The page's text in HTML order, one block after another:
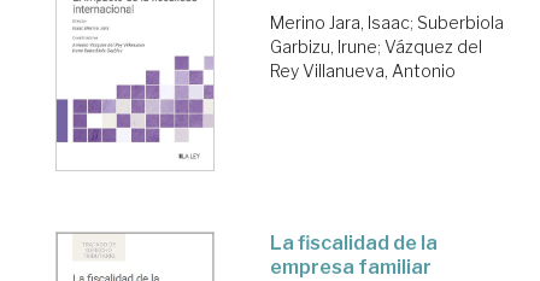
Merino Jara, Isaac; Suberbiola
Garbizu, Irune; Vázquez del
Rey Villanueva, Antonio
La fiscalidad de la
empresa familiar